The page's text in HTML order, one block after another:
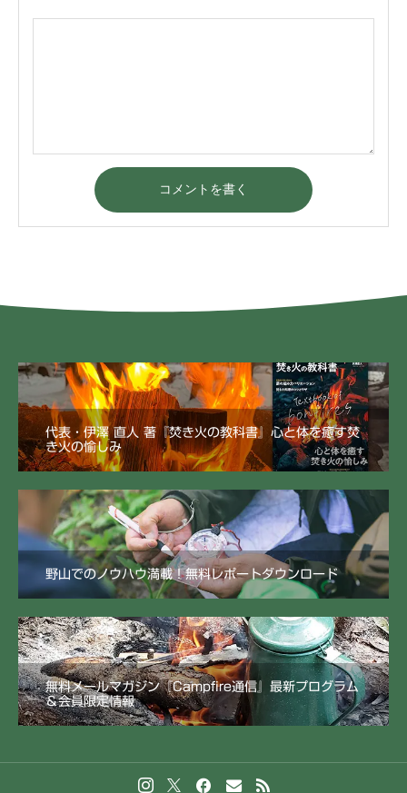
コメントを書く
代表・伊澤 直人 著『焚き火の教科書』心と体を癒す焚
き火の愉しみ
野山でのノウハウ満載！無料レポートダウンロード
無料メールマガジン『Campfire通信』最新プログラム
＆会員限定情報